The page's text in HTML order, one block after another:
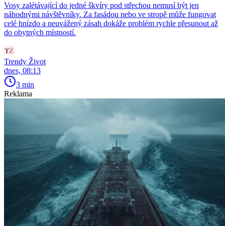
Vosy zalétávající do jedné škvíry pod střechou nemusí být jen
náhodnými návštěvníky. Za fasádou nebo ve stropě může fungovat
celé hnízdo a neuvážený zásah dokáže problém rychle přesunout až
do obytných místností.
Trendy Život
dnes, 08:13
3 min
Reklama